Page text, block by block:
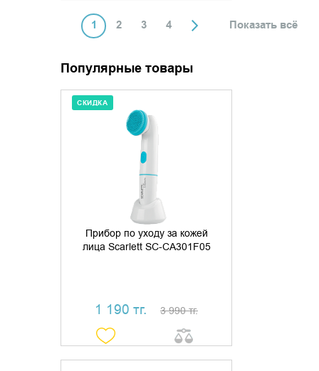
1 2 3 4 Показать всё
Популярные товары
Прибор по уходу за кожей
лица Scarlett SC-CA301F05
1 190 тг. 3 990 тг.
СКИДКА
ДОБАВИТЬ В КОРЗИНУ
КУПИТЬ В 1 КЛИК